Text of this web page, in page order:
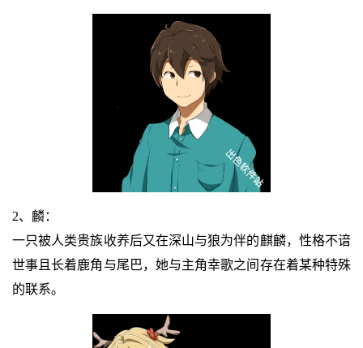
2、麟：
一只被人类贵族收养后又在深山与狼为伴的麒麟，性格不谙
世事且长着鹿角与尾巴，她与主角幸歌之间存在着某种特殊
的联系。